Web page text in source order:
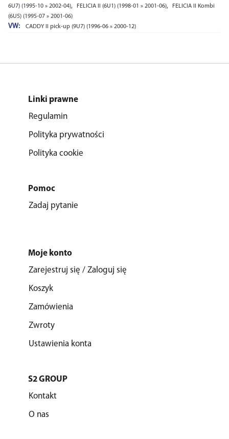
6U7) (1995-10 » 2002-04), FELICIA II (6U1) (1998-01 » 2001-06),
FELICIA II Kombi
(6U5) (1995-07 » 2001-06)
VW: CADDY II pick-up (9U7) (1996-06 » 2000-12)
Linki prawne
Regulamin
Polityka prywatności
Polityka cookie
Pomoc
Zadaj pytanie
Moje konto
Zarejestruj się / Zaloguj się
Koszyk
Zamówienia
Zwroty
Ustawienia konta
S2 GROUP
Kontakt
O nas